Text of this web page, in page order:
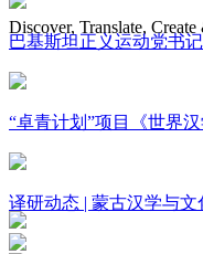
巴基斯坦正义运动党书
“卓青计划”项目《世界
译研动态 | 蒙古汉学与
Discover, Translate,
网站地图
微博
联系我们